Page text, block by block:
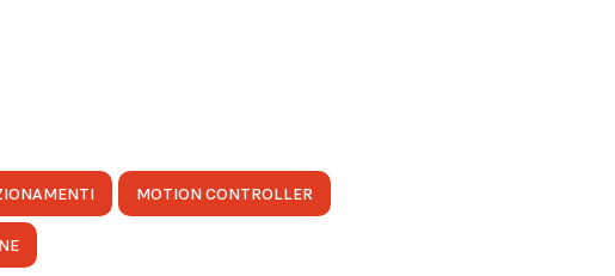
MOTION CONTROLLER